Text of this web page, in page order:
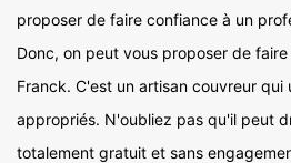
proposer de faire confiance à un
Donc, on peut vous proposer de
Franck. C'est un artisan couvreur qui
appropriés. N'oubliez pas qu'il peut
totalement gratuit et sans